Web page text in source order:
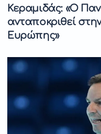
Κεραμιδάς: «Ο
ανταποκριθεί
Ευρώπης»